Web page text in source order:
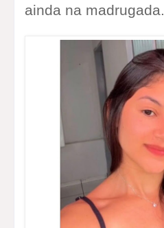
ainda na madrugada.